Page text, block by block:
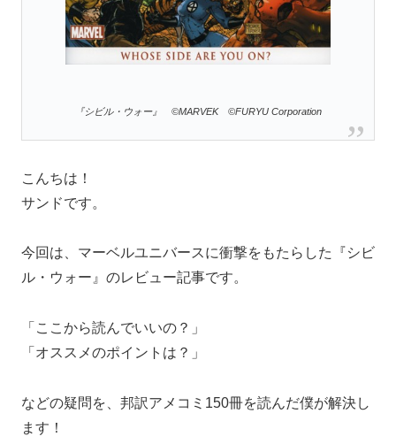
『シビル・ウォー』 ©MARVEK ©FURYU Corporation
こんちは！
サンドです。
今回は、マーベルユニバースに衝撃をもたらした『シビ
ル・ウォー』のレビュー記事です。
「ここから読んでいいの？」
「オススメのポイントは？」
などの疑問を、邦訳アメコミ150冊を読んだ僕が解決し
ます！